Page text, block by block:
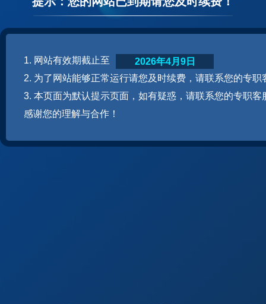
1. 网站有效期截止至
2. 为了网站能够正常运行请您及时续费，请联系您的专职
3. 本页面为默认提示页面，如有疑惑，请联系您的专职客
感谢您的理解与合作！
2026年4月9日